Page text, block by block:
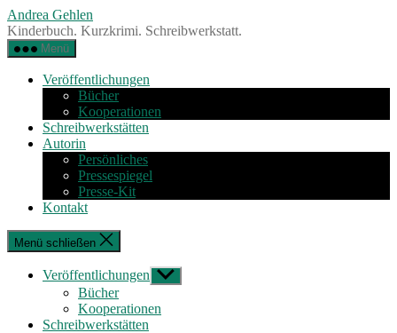
Zum
Inhalt
springen
Andrea Gehlen
Kinderbuch. Kurzkrimi. Schreibwerkstatt.
Menü
Veröffentlichungen
Bücher
Kooperationen
Schreibwerkstätten
Autorin
Persönliches
Pressespiegel
Presse-Kit
Kontakt
Menü schließen
Veröffentlichungen Untermenü
anzeigen
Bücher
Kooperationen
Schreibwerkstätten